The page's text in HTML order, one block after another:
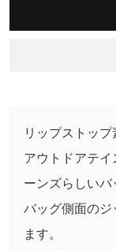
リップストップ
アウトドアテ
ーンズらしいバ
バッグ側面のジ
ます。